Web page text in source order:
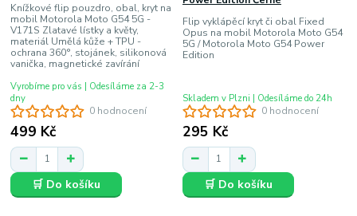
0 hodnocení
Knížkové flip pouzdro, obal, kryt na
mobil Motorola Moto G54 5G -
V171S Zlatavé lístky a květy,
materiál Umělá kůže + TPU -
ochrana 360°, stojánek, silikonová
vanička, magnetické zavírání
499 Kč
Vyrobíme pro vás | Odesíláme za 2-3
dny
🛒 Do košíku
0 hodnocení
Flip vyklápěcí kryt či obal Fixed
Opus na mobil Motorola Moto G54
5G / Motorola Moto G54 Power
Edition
295 Kč
Skladem v Plzni | Odesíláme do 24h
🛒 Do košíku